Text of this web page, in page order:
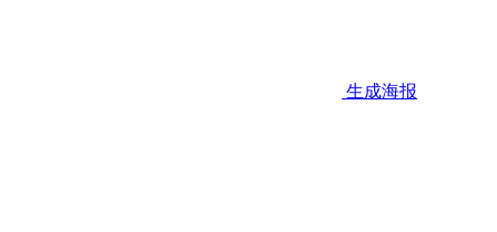
生成海报